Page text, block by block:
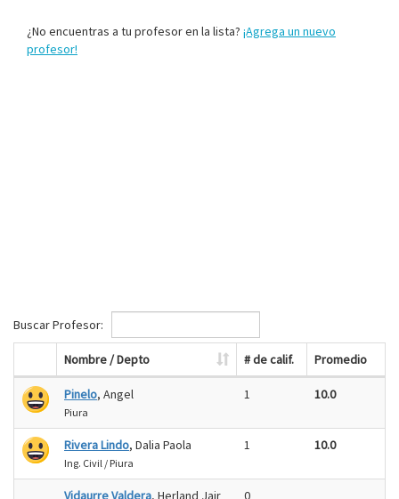
¿No encuentras a tu profesor en la lista? ¡Agrega un nuevo
profesor!
Buscar Profesor:
Nombre / Depto # de calif. Promedio
Pinelo, Angel
Piura
1 10.0
Rivera Lindo, Dalia Paola
Ing. Civil / Piura
1 10.0
Vidaurre Valdera, Herland Jair 0